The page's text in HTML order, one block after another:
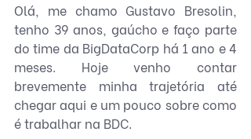
Olá, me chamo Gustavo Bresolin,
tenho 39 anos, gaúcho e faço parte
do time da BigDataCorp há 1 ano e 4
meses. Hoje venho contar
brevemente minha trajetória até
chegar aqui e um pouco sobre como
é trabalhar na BDC.